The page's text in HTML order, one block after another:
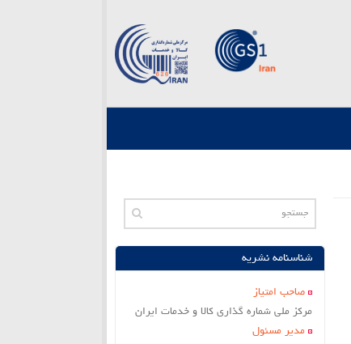
شناسنامه نشریه
صاحب امتياز
مركز ملي شماره گذاري كالا و خدمات ايران
مدير مسئول